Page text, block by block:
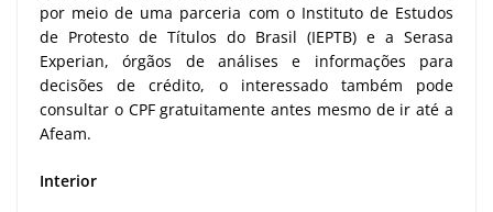
por meio de uma parceria com o Instituto de Estudos
de Protesto de Títulos do Brasil (IEPTB) e a Serasa
Experian, órgãos de análises e informações para
decisões de crédito, o interessado também pode
consultar o CPF gratuitamente antes mesmo de ir até a
Afeam.
Interior